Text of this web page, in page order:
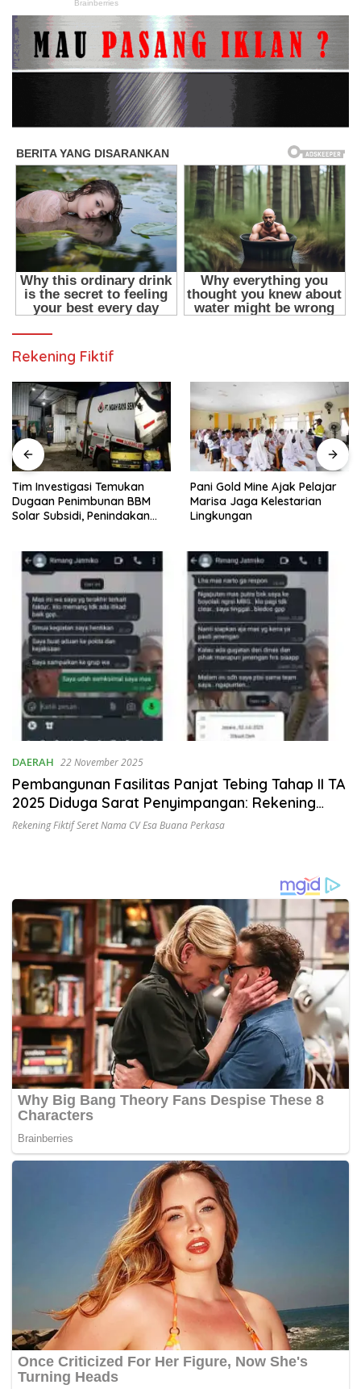
Rekening Fiktif
Tim Investigasi Temukan
Dugaan Penimbunan BBM
Solar Subsidi, Penindakan
Pani Gold Mine Ajak Pelajar
Marisa Jaga Kelestarian
Lingkungan
DAERAH 22 November 2025
Pembangunan Fasilitas Panjat Tebing Tahap II TA
2025 Diduga Sarat Penyimpangan: Rekening
Fiktif dan Ketiadaan e-Faktur Seret Nama CV
Rekening Fiktif Seret Nama CV Esa Buana Perkasa